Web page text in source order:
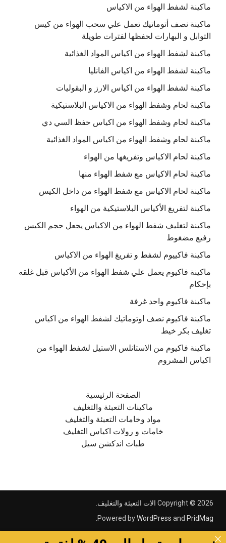
ماكينة لشفط الهواء من الاكياس
ماكينة نصف أتوماتيك تعمل علي سحب الهواء من كيس
التوابل و البهارات لحفظها لفترات طويلة
ماكينة لشفط الهواء من اكياس المواد الغذائية
ماكينة لشفط الهواء من اكياس الفانليا
ماكينة لشفط الهواء من اكياس الارز و البقوليات
ماكينة لحام وشفط الهواء من الاكياس البلاستيكية
ماكينة لحام وشفط الهواء من اكياس حفظ السي دي
ماكينة لحام وشفط الهواء من اكياس المواد الغذائية
ماكينة لحام الاكياس وتفريغها من الهواء
ماكينة لحام الاكياس مع شفط الهواء منها
ماكينة لحام الاكياس مع شفط الهواء من داخل الكيس
ماكينة لتفريغ الأكياس البلاستيكية من الهواء
ماكينة لتغليف شفط الهواء من الاكياس يجعل حجم الكيس
رفيع مضغوط
ماكينة فاكييوم لشفط و تفريغ الهواء من الاكياس
ماكينة فاكيوم يعمل علي شفط الهواء من الأكياس قبل غلقه
بإحكام
ماكينة فاكيوم واحد غرفة
ماكينة فاكيوم نصف اوتوماتيك لشفط الهواء من اكياس
تغليف بكر خيط
ماكينة فاكيوم من الاستانلس الاستيل لشفط الهواء من
اكياس المشروم
الصفحة الرئيسية
ماكينات التعبئة والتغليف
مواد وخامات التعبئة والتغليف
خامات و رولات اكياس التغليف
طبات اندكشن سيل
Copyright © 2026 الات التعبئة والتغليف
Powered byWordPress and PridMag